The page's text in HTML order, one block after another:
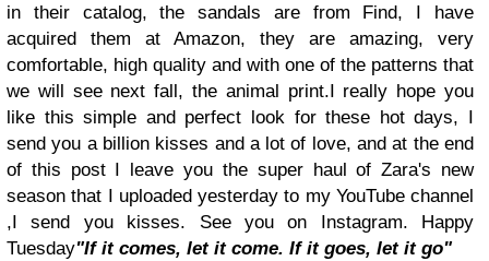
in their catalog, the sandals are from Find, I have
acquired them at Amazon, they are amazing, very
comfortable, high quality and with one of the patterns that
we will see next fall, the animal print. I really hope you
like this simple and perfect look for these hot days, I
send you a billion kisses and a lot of love, and at the end
of this post I leave you the super haul of Zara's new
season that I uploaded yesterday to my YouTube channel
, I send you kisses. See you on Instagram. Happy
Tuesday"If it comes, let it come. If it goes, let it go"